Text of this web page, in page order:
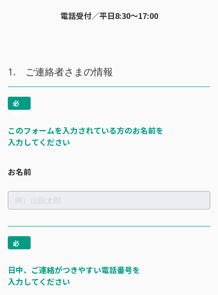
電話受付／平日8:30～17:00
このフィールドは空のままにしてください。
1. ご連絡者さまの情報
このフォームを入力されている方のお名前を
入力してください
お名前
日中、ご連絡がつきやすい電話番号を
入力してください